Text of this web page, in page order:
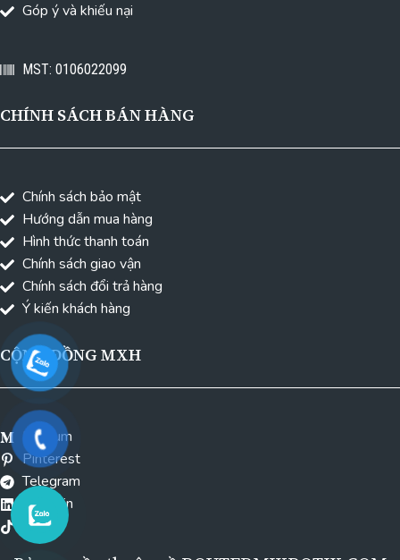
Góp ý và khiếu nại
MST: 0106022099
CHÍNH SÁCH BÁN HÀNG
Chính sách bảo mật
Hướng dẫn mua hàng
Hình thức thanh toán
Chính sách giao vận
Chính sách đổi trả hàng
Ý kiến khách hàng
CỘNG ĐỒNG MXH
Medium
Pinterest
Telegram
Linkedin
Tiktok